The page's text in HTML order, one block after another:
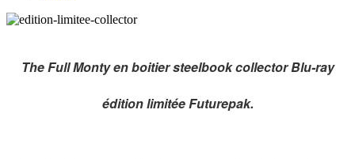
The Full Monty en boitier steelbook collector Blu-ray
édition limitée Futurepak.